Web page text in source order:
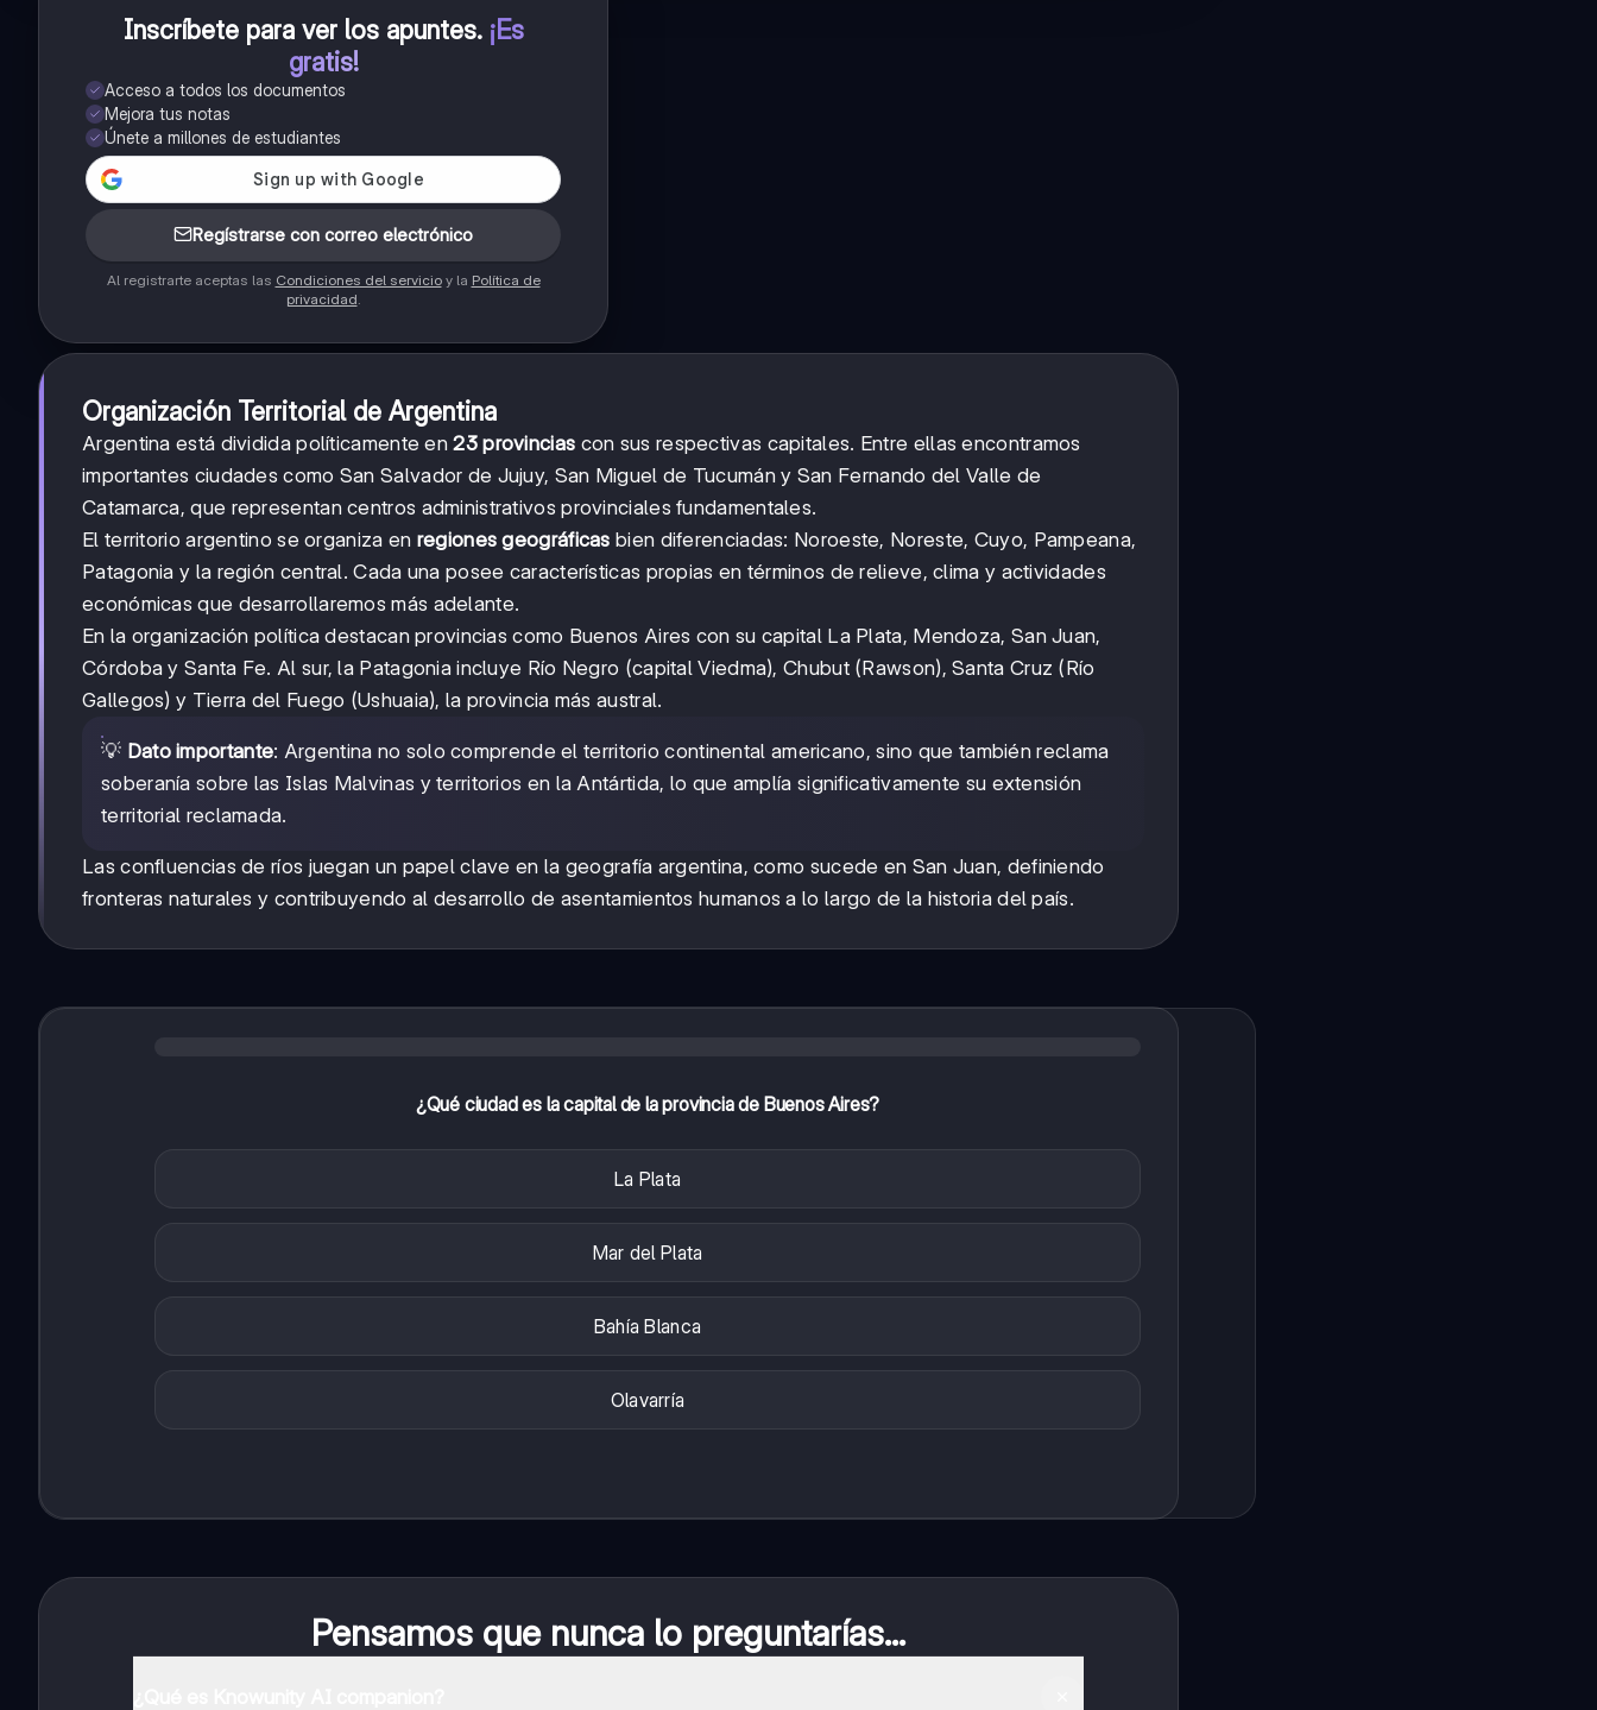
Inscríbete para ver los apuntes. ¡Es
gratis!
Acceso a todos los documentos
Mejora tus notas
Únete a millones de estudiantes
Regístrarse con correo electrónico
Al registrarte aceptas las Condiciones del servicioy la Política de
privacidad.
Organización Territorial de Argentina
Argentina está dividida políticamente en23 provincias con sus respectivas capitales. Entre ellas encontramos
importantes ciudades como San Salvador de Jujuy, San Miguel de Tucumán y San Fernando del Valle de
Catamarca, que representan centros administrativos provinciales fundamentales.
El territorio argentino se organiza en regiones geográficas bien diferenciadas: Noroeste, Noreste, Cuyo, Pampeana,
Patagonia y la región central. Cada una posee características propias en términos de relieve, clima y actividades
económicas que desarrollaremos más adelante.
En la organización política destacan provincias como Buenos Aires con su capital La Plata, Mendoza, San Juan,
Córdoba y Santa Fe. Al sur, la Patagonia incluye Río Negro (capital Viedma), Chubut (Rawson), Santa Cruz (Río
Gallegos) y Tierra del Fuego (Ushuaia), la provincia más austral.
💡 Dato importante: Argentina no solo comprende el territorio continental americano, sino que también reclama
soberanía sobre las Islas Malvinas y territorios en la Antártida, lo que amplía significativamente su extensión
territorial reclamada.
Las confluencias de ríos juegan un papel clave en la geografía argentina, como sucede en San Juan, definiendo
fronteras naturales y contribuyendo al desarrollo de asentamientos humanos a lo largo de la historia del país.
¿Qué ciudad es la capital de la provincia de Buenos Aires?
La Plata
Mar del Plata
Bahía Blanca
Olavarría
Pensamos que nunca lo preguntarías...